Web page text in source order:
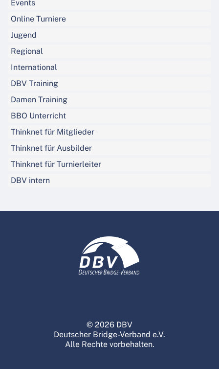
Events
Online Turniere
Jugend
Regional
International
DBV Training
Damen Training
BBO Unterricht
Thinknet für Mitglieder
Thinknet für Ausbilder
Thinknet für Turnierleiter
DBV intern
© 2026 DBV
Deutscher Bridge-Verband e.V.
Alle Rechte vorbehalten.